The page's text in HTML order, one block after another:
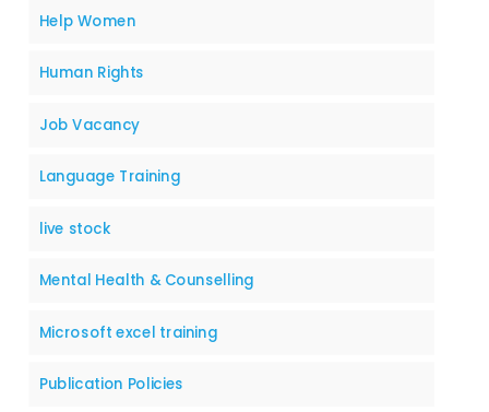
Help Women
Human Rights
Job Vacancy
Language Training
live stock
Mental Health & Counselling
Microsoft excel training
Publication Policies